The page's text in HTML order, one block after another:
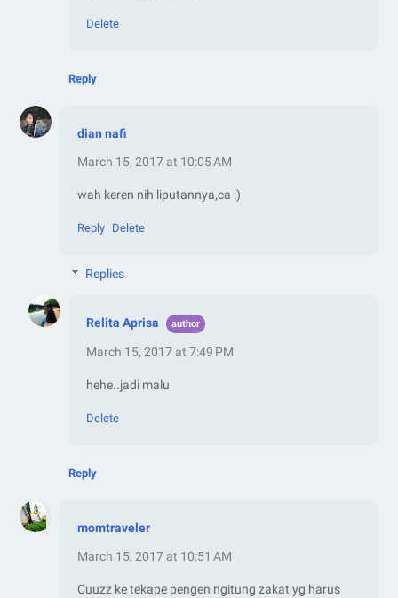
Delete
Reply
dian nafi
March 15, 2017 at 10:05 AM
wah keren nih liputannya,ca :)
Reply Delete
Replies
Relita Aprisa
March 15, 2017 at 7:49 PM
hehe..jadi malu
Delete
Reply
momtraveler
March 15, 2017 at 10:51 AM
Cuuzz ke tekape pengen ngitung zakat yg harus